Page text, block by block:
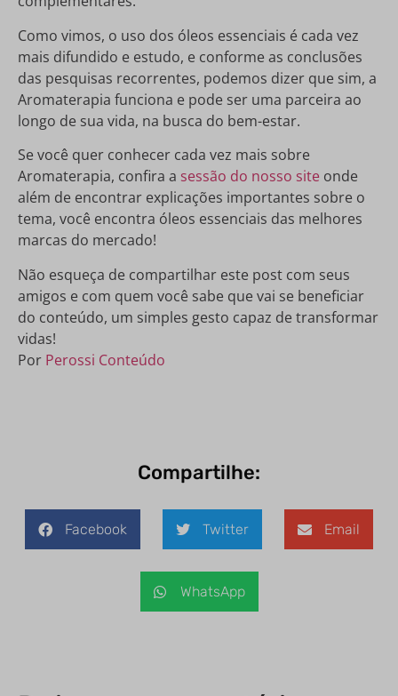
Como vimos, o uso dos óleos essenciais é cada vez
mais difundido e estudo, e conforme as conclusões
das pesquisas recorrentes, podemos dizer que sim, a
Aromaterapia funciona e pode ser uma parceira ao
longo de sua vida, na busca do bem-estar.
Se você quer conhecer cada vez mais sobre
Aromaterapia, confira a sessão do nosso site onde
além de encontrar explicações importantes sobre o
tema, você encontra óleos essenciais das melhores
marcas do mercado!
Não esqueça de compartilhar este post com seus
amigos e com quem você sabe que vai se beneficiar
do conteúdo, um simples gesto capaz de transformar
vidas!
Por Perossi Conteúdo
Compartilhe:
Facebook Twitter Email
WhatsApp